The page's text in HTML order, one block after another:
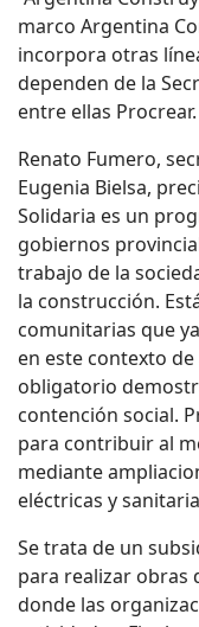
marco Argentina
incorpora otras
dependen de la
entre ellas Procrear.
Renato Fumero,
Eugenia Bielsa,
Solidaria es un
gobiernos
trabajo de la
la construcción.
comunitarias que
en este contexto
obligatorio
contención social.
para contribuir al
mediante
eléctricas y
Se trata de un
para realizar obras
donde las